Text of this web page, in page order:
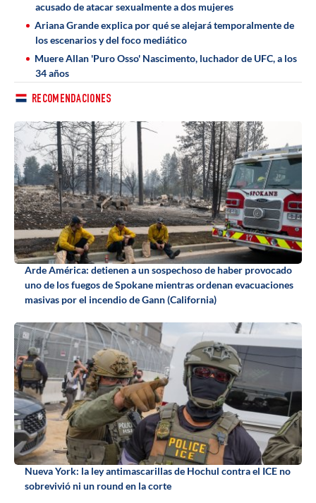
acusado de atacar sexualmente a dos mujeres
Ariana Grande explica por qué se alejará temporalmente de
los escenarios y del foco mediático
Muere Allan 'Puro Osso' Nascimento, luchador de UFC, a los
34 años
RECOMENDACIONES
Arde América: detienen a un sospechoso de haber provocado
uno de los fuegos de Spokane mientras ordenan evacuaciones
masivas por el incendio de Gann (California)
Nueva York: la ley antimascarillas de Hochul contra el ICE no
sobrevivió ni un round en la corte